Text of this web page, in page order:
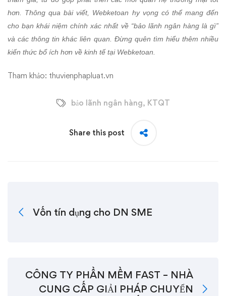
hơn. Thông qua bài viết, Webketoan hy vọng có thể mang đến
cho bạn khái niệm chính xác nhất về “bảo lãnh ngân hàng là gì”
và các thông tin khác liên quan. Đừng quên tìm hiểu thêm nhiều
kiến thức bổ ích hơn về kinh tế tại Webketoan.
Tham khảo: thuvienphapluat.vn
bảo lãnh ngân hàng, KTQT
Share this post
Vốn tín dụng cho DN SME
CÔNG TY PHẦN MỀM FAST – NHÀ
CUNG CẤP GIẢI PHÁP CHUYỂN